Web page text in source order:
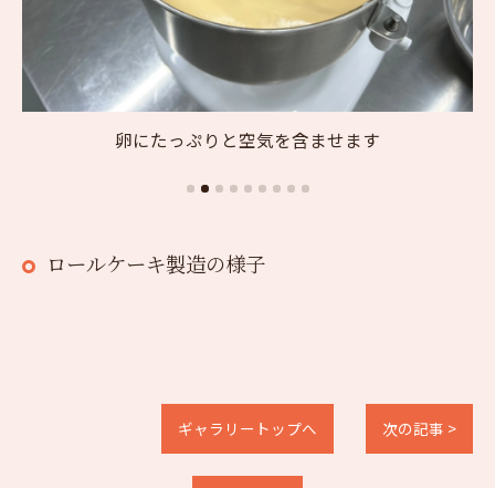
卵にたっぷりと空気を含ませます
ロールケーキ製造の様子
ギャラリートップへ 次の記事 >